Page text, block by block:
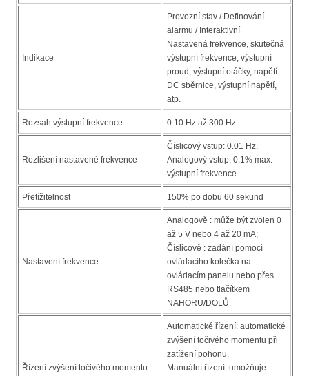
Indikace
Provozní stav / Definování
alarmu / Interaktivní
Nastavená frekvence, skutečná
výstupní frekvence, výstupní
proud, výstupní otáčky, napětí
DC sběrnice, výstupní napětí,
atp.
Rozsah výstupní frekvence 0.10 Hz až 300 Hz
Rozlišení nastavené frekvence
Číslicový vstup: 0.01 Hz,
Analogový vstup: 0.1% max.
výstupní frekvence
Přetížitelnost 150% po dobu 60 sekund
Nastavení frekvence
Analogově : může být zvolen 0
až 5 V nebo 4 až 20 mA;
Číslicově : zadání pomocí
ovládacího kolečka na
ovládacím panelu nebo přes
RS485 nebo tlačítkem
NAHORU/DOLŮ.
Řízení zvýšení točivého momentu
Automatické řízení: automatické
zvýšení točivého momentu při
zatížení pohonu.
Manuální řízení: umožňuje